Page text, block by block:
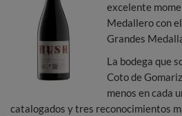
excelente
Medallero con
Grandes
La bodega que
Coto de
menos en cada
catalogados y tres reconocimientos